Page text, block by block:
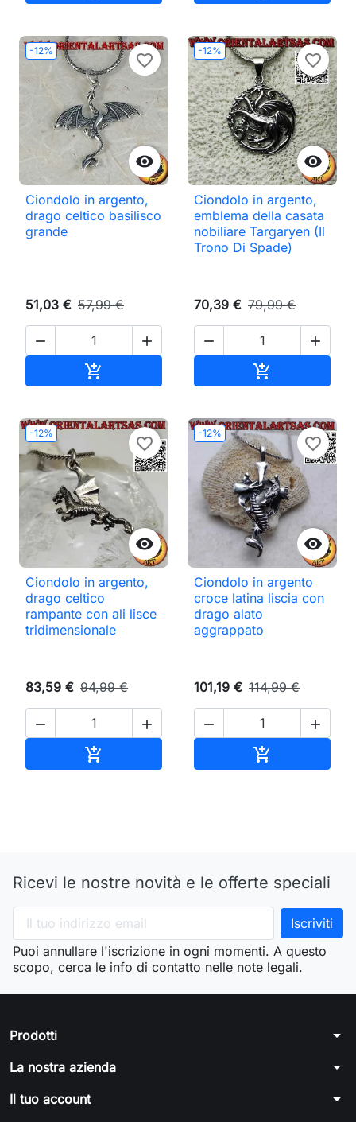
-12%

favorite_border
Ciondolo in argento,
drago celtico basilisco
grande
51,03 € 57,99 €
 

-12%

favorite_border
Ciondolo in argento,
emblema della casata
nobiliare Targaryen (Il
Trono Di Spade)
70,39 € 79,99 €
 

-12%

favorite_border
Ciondolo in argento,
drago celtico
rampante con ali lisce
tridimensionale
83,59 € 94,99 €
 

-12%

favorite_border
Ciondolo in argento
croce latina liscia con
drago alato
aggrappato
101,19 € 114,99 €
 

Ricevi le nostre novità e le offerte speciali
Puoi annullare l'iscrizione in ogni momenti. A questo
scopo, cerca le info di contatto nelle note legali.
Prodotti arrow_drop_down
La nostra azienda arrow_drop_down
Il tuo account
arrow_drop_down